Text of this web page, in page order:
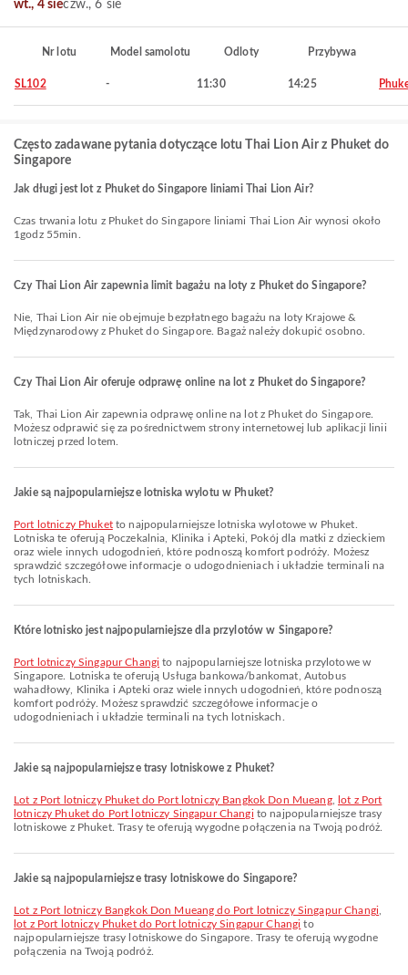
wt., 4 sieczw., 6 sie
Nr lotu Model samolotu Odloty Przybywa
SL102 - 11:30 14:25
Często zadawane pytania dotyczące lotu Thai Lion Air z Phuket do
Singapore
Jak długi jest lot z Phuket do Singapore liniami Thai Lion Air?
Czas trwania lotu z Phuket do Singapore liniami Thai Lion Air wynosi około
1godz 55min.
Czy Thai Lion Air zapewnia limit bagażu na loty z Phuket do Singapore?
Nie, Thai Lion Air nie obejmuje bezpłatnego bagażu na loty Krajowe &
Międzynarodowy z Phuket do Singapore. Bagaż należy dokupić osobno.
Czy Thai Lion Air oferuje odprawę online na lot z Phuket do Singapore?
Tak, Thai Lion Air zapewnia odprawę online na lot z Phuket do Singapore.
Możesz odprawić się za pośrednictwem strony internetowej lub aplikacji linii
lotniczej przed lotem.
Jakie są najpopularniejsze lotniska wylotu w Phuket?
Port lotniczy Phuketto najpopularniejsze lotniska wylotowe w Phuket.
Lotniska te oferują Poczekalnia, Klinika i Apteki, Pokój dla matki z dzieckiem
oraz wiele innych udogodnień, które podnoszą komfort podróży. Możesz
sprawdzić szczegółowe informacje o udogodnieniach i układzie terminali na
tych lotniskach.
Które lotnisko jest najpopularniejsze dla przylotów w Singapore?
Port lotniczy Singapur Changi to najpopularniejsze lotniska przylotowe w
Singapore. Lotniska te oferują Usługa bankowa/bankomat, Autobus
wahadłowy, Klinika i Apteki oraz wiele innych udogodnień, które podnoszą
komfort podróży. Możesz sprawdzić szczegółowe informacje o
udogodnieniach i układzie terminali na tych lotniskach.
Jakie są najpopularniejsze trasy lotniskowe z Phuket?
lot z Port lotniczy Phuket do Port lotniczy Bangkok Don Mueang,
lot z Port
lotniczy Phuket do Port lotniczy Singapur Changi to najpopularniejsze trasy
lotniskowe z Phuket. Trasy te oferują wygodne połączenia na Twoją podróż.
Jakie są najpopularniejsze trasy lotniskowe do Singapore?
lot z Port lotniczy Bangkok Don Mueang do Port lotniczy Singapur Changi
lot z Port lotniczy Phuket do Port lotniczy Singapur Changi to
najpopularniejsze trasy lotniskowe do Singapore. Trasy te oferują wygodne
połączenia na Twoją podróż.